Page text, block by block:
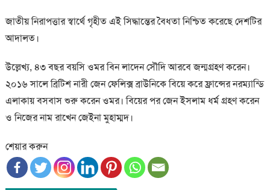
জাতীয় নিরাপত্তার স্বার্থে গৃহীত এই সিদ্ধান্তের বৈধতা নিশ্চিত করেছে দেশটির
আদালত।
উল্লেখ্য, ৪৩ বছর বয়সি ওমর বিন লাদেন সৌদি আরবে জন্মগ্রহণ করেন।
২০১৬ সালে ব্রিটিশ নারী জেন ফেলিক্স ব্রাউনিকে বিয়ে করে ফ্রান্সের নরম্যান্ডি
এলাকায় বসবাস শুরু করেন ওমর। বিয়ের পর জেন ইসলাম ধর্ম গ্রহণ করেন
ও নিজের নাম রাখেন জেইনা মুহাম্মদ।
শেয়ার করুন